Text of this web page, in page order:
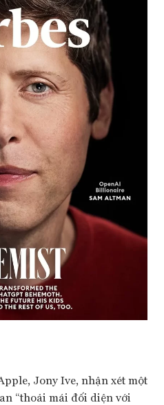
Jony Ive, nhận xét một
“thoải mái đối diện với